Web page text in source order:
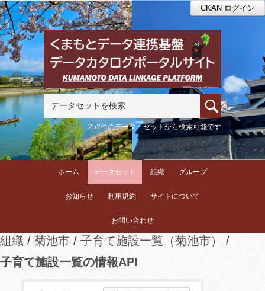
CKAN ログイン
252件のデータ・セットから検索可能です
ホーム データセット 組織 グループ
お知らせ 利用規約 サイトについて
お問い合わせ
組織 菊池市
子育て施設一覧（菊池市）
子育て施設一覧の情報API